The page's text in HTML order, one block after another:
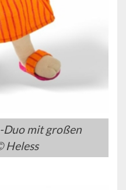
Duo mit großen
Heless